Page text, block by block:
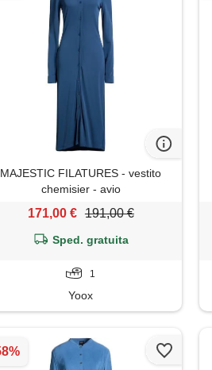
MAJESTIC FILATURES - vestito
chemisier - avio
171,00 € 191,00 €
Sped. gratuita
1
Yoox